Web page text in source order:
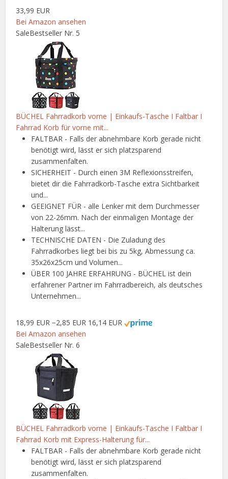
33,99 EUR
Bei Amazon ansehen
SaleBestseller Nr. 5
BÜCHEL Fahrradkorb vorne | Einkaufs-Tasche I Faltbar I
Fahrrad Korb für vorne mit...
FALTBAR - Falls der abnehmbare Korb gerade nicht
benötigt wird, lässt er sich platzsparend
zusammenfalten.
SICHERHEIT - Durch einen 3M Reflexionsstreifen,
bietet dir die Fahrradkorb-Tasche extra Sichtbarkeit
und...
GEEIGNET FÜR - alle Lenker mit dem Durchmesser
von 22-26mm. Nach der einmaligen Montage der
Halterung lässt...
TECHNISCHE DATEN - Die Zuladung des
Fahrradkorbes liegt bei bis zu 5kg, Abmessung ca.
35x26x25cm und Volumen...
ÜBER 100 JAHRE ERFAHRUNG - BÜCHEL ist dein
erfahrener Partner im Fahrradbereich, als deutsches
Unternehmen...
18,99 EUR −2,85 EUR 16,14 EUR
Bei Amazon ansehen
SaleBestseller Nr. 6
BÜCHEL Fahrradkorb vorne | Einkaufs-Tasche I Faltbar I
Fahrrad Korb mit Express-Halterung für...
FALTBAR - Falls der abnehmbare Korb gerade nicht
benötigt wird, lässt er sich platzsparend
zusammenfalten.